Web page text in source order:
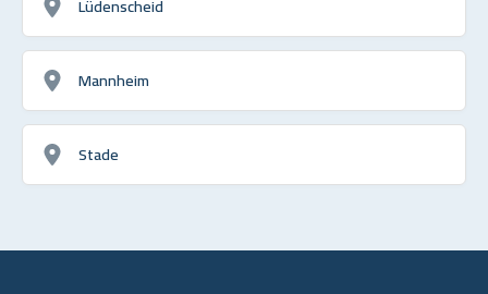
Mannheim
Stade